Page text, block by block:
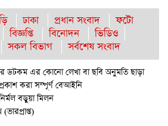
ঢাকা প্রধান সংবাদ
ফটো
বিজ্ঞপ্তি বিনোদন
ভিডিও
সকল বিভাগ সর্বশেষ সংবাদ
ডটকম এর কোনো লেখা বা ছবি অনুমতি ছাড়া
করা সম্পূর্ণ বেআইনি
বড়ুয়া মিলন